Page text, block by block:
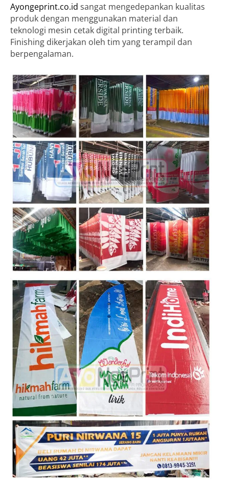
Ayongeprint.co.id sangat mengedepankan kualitas
produk dengan menggunakan material dan
teknologi mesin cetak digital printing terbaik.
Finishing dikerjakan oleh tim yang terampil dan
berpengalaman.